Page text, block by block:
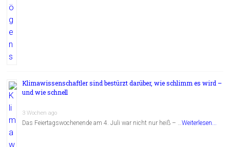
Klimawissenschaftler sind bestürzt darüber, wie schlimm es wird –
und wie schnell
3 Wochen ago
Das Feiertagswochenende am 4. Juli war nicht nur heiß – …Weiterlesen...